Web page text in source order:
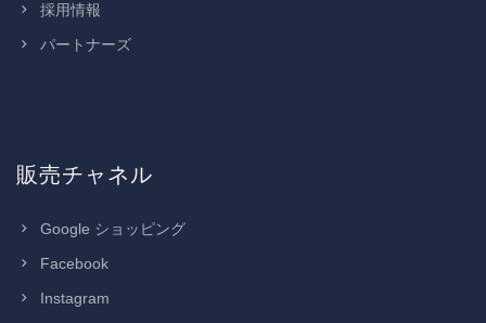
採用情報
パートナーズ
販売チャネル
Google ショッピング
Facebook
Instagram